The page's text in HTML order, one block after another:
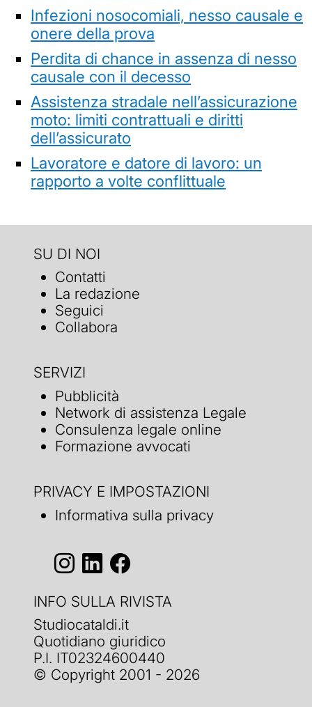
Infezioni nosocomiali, nesso causale e
onere della prova
Perdita di chance in assenza di nesso
causale con il decesso
Assistenza stradale nell’assicurazione
moto: limiti contrattuali e diritti
dell’assicurato
Lavoratore e datore di lavoro: un
rapporto a volte conflittuale
SU DI NOI
Contatti
La redazione
Seguici
Collabora
SERVIZI
Pubblicità
Network di assistenza Legale
Consulenza legale online
Formazione avvocati
PRIVACY E IMPOSTAZIONI
Informativa sulla privacy
INFO SULLA RIVISTA
Studiocataldi.it
Quotidiano giuridico
P.I. IT02324600440
© Copyright 2001 - 2026